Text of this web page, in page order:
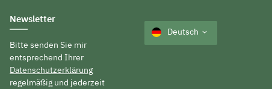
Newsletter
Bitte senden Sie mir
entsprechend Ihrer
Datenschutzerklärung
regelmäßig und jederzeit
Deutsch